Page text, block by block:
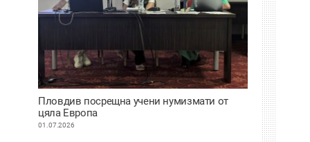
Пловдив посрещна учени нумизмати от
цяла Европа
01.07.2026